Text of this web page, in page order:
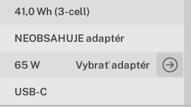
41,0 Wh (3-cell)
NEOBSAHUJE adaptér
65 W Vybrať adaptér
USB-C